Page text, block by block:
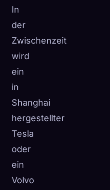
In
der
Zwischenzeit
wird
ein
in
Shanghai
hergestellter
Tesla
oder
ein
Volvo